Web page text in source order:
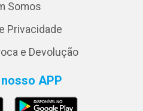
Somos
Privacidade
e Devolução
APP